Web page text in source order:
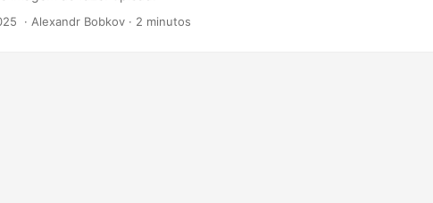
‎ · Alexandr Bobkov · 2 minutos